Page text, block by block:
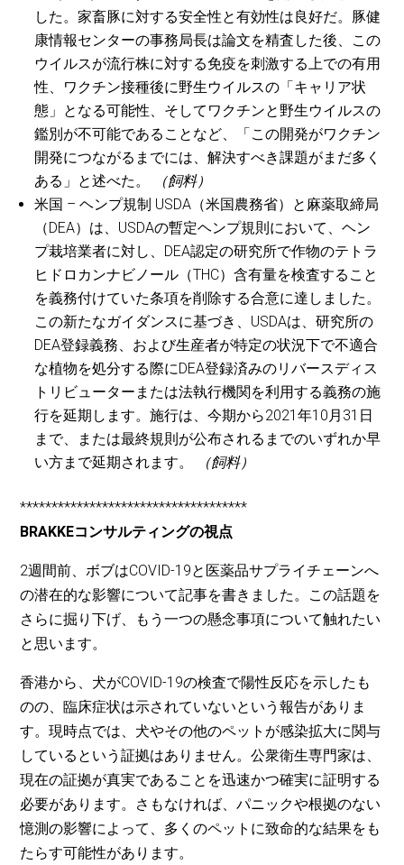
した。家畜豚に対する安全性と有効性は良好だ。豚健
康情報センターの事務局長は論文を精査した後、この
ウイルスが流行株に対する免疫を刺激する上での有用
性、ワクチン接種後に野生ウイルスの「キャリア状
態」となる可能性、そしてワクチンと野生ウイルスの
鑑別が不可能であることなど、「この開発がワクチン
開発につながるまでには、解決すべき課題がまだ多く
ある」と述べた。
（飼料）
米国 – ヘンプ規制 USDA（米国農務省）と麻薬取締局
（DEA）は、USDAの暫定ヘンプ規則において、ヘン
プ栽培業者に対し、DEA認定の研究所で作物のテトラ
ヒドロカンナビノール（THC）含有量を検査すること
を義務付けていた条項を削除する合意に達しました。
この新たなガイダンスに基づき、USDAは、研究所の
DEA登録義務、および生産者が特定の状況下で不適合
な植物を処分する際にDEA登録済みのリバースディス
トリビューターまたは法執行機関を利用する義務の施
行を延期します。施行は、今期から2021年10月31日
まで、または最終規則が公布されるまでのいずれか早
い方まで延期されます。
（飼料）
************************************
BRAKKEコンサルティングの視点
2週間前、ボブはCOVID-19と医薬品サプライチェーンへ
の潜在的な影響について記事を書きました。この話題を
さらに掘り下げ、もう一つの懸念事項について触れたい
と思います。
香港から、犬がCOVID-19の検査で陽性反応を示したも
のの、臨床症状は示されていないという報告がありま
す。現時点では、犬やその他のペットが感染拡大に関与
しているという証拠はありません。公衆衛生専門家は、
現在の証拠が真実であることを迅速かつ確実に証明する
必要があります。さもなければ、パニックや根拠のない
憶測の影響によって、多くのペットに致命的な結果をも
たらす可能性があります。